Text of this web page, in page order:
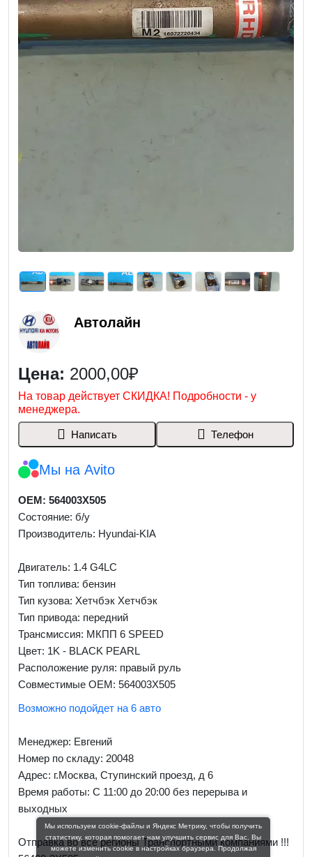
Автолайн
Цена: 2000,00₽
На товар действует СКИДКА! Подробности - у
менеджера.
Написать Телефон
Мы на Avito
OEM: 564003X505
Состояние: б/у
Производитель: Hyundai-KIA
Двигатель: 1.4 G4LC
Тип топлива: бензин
Тип кузова: Хетчбэк Хетчбэк
Тип привода: передний
Трансмиссия: МКПП 6 SPEED
Цвет: 1K - BLACK PEARL
Расположение руля: правый руль
Совместимые OEM: 564003X505
Возможно подойдет на 6 авто
Менеджер: Евгений
Номер по складу: 20048
Адрес: г.Москва, Ступинский проезд, д 6
Время работы: С 11:00 до 20:00 без перерыва и
выходных
Отправка во все регионы Транспортными компаниями !!!
Мы используем cookie-файлы и Яндекс Метрику, чтобы получить
статистику, которая помогает нам улучшить сервис для Вас. Вы
можете изменить cookie в настройках браузера. Продолжая